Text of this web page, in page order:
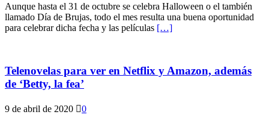
Aunque hasta el 31 de octubre se celebra Halloween o el también
llamado Día de Brujas, todo el mes resulta una buena oportunidad
para celebrar dicha fecha y las películas […]
Telenovelas para ver en Netflix y Amazon, además
de ‘Betty, la fea’
9 de abril de 2020 0